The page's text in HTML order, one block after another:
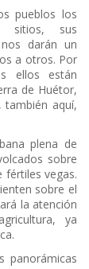
pueblos los
sitios, sus
darán un
a otros. Por
ellos están
de Huétor,
aquí,
plena de
sobre
vegas.
sobre el
la atención
ya
panorámicas